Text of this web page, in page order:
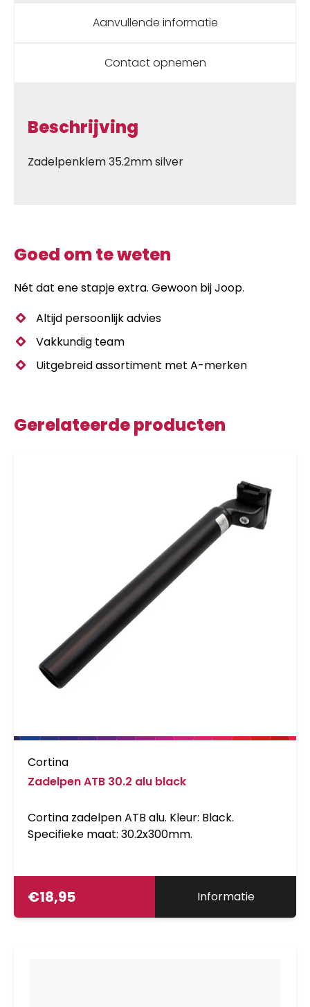
Aanvullende informatie
Contact opnemen
Beschrijving
Zadelpenklem 35.2mm silver
Goed om te weten
Nét dat ene stapje extra. Gewoon bij Joop.
Altijd persoonlijk advies
Vakkundig team
Uitgebreid assortiment met A-merken
Gerelateerde producten
Cortina
Zadelpen ATB 30.2 alu black
Cortina zadelpen ATB alu. Kleur: Black.
Specifieke maat: 30.2x300mm.
€18,95 Informatie